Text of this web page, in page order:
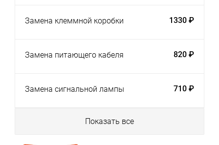
Замена клеммной коробки 1330 ₽
Замена питающего кабеля 820 ₽
Замена сигнальной лампы 710 ₽
Показать все